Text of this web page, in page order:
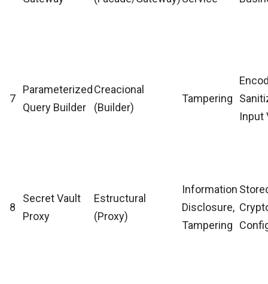
7
Parameterized
Query Builder
Creacional
(Builder)
Tampering
Input
8
Secret Vault
Proxy
Estructural
(Proxy)
Information
Disclosure,
Tampering